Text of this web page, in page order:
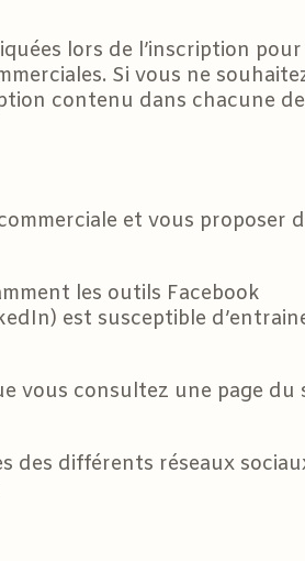
lors de l’inscription pour
Si vous ne
contenu dans chacune
et vous proposer
les outils Facebook
est susceptible
vous consultez une page du
des différents réseaux